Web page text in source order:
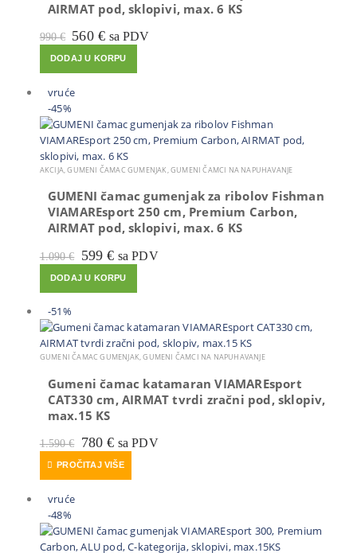
AIRMAT pod, sklopivi, max. 6 KS
990€ Izvorna
cijena
bila
je:
990 €.
560 €Trenutna
cijena
je:
560 €.
sa PDV
DODAJ U KORPU
vruće
-45%
AKCIJA,GUMENI ČAMAC GUMENJAK,GUMENI ČAMCI NA NAPUHAVANJE
GUMENI čamac gumenjak za ribolov Fishman
VIAMAREsport 250 cm, Premium Carbon,
AIRMAT pod, sklopivi, max. 6 KS
1.090€
Izvorna
cijena
bila
je:
599 €Trenutna
cijena
je:
599 €.
sa PDV
DODAJ U KORPU
-51%
GUMENI ČAMAC GUMENJAK,GUMENI ČAMCI NA NAPUHAVANJE
Gumeni čamac katamaran VIAMAREsport
CAT330 cm, AIRMAT tvrdi zračni pod, sklopiv,
max.15 KS
1.590€
Izvorna
cijena
bila
je:
780 €Trenutna
cijena
je:
780 €.
sa PDV
PROČITAJ VIŠE
vruće
-48%